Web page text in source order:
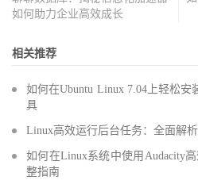
如何助力企业高效成长
相关推荐
如何在Ubuntu Linux 7.04上轻松安
具
Linux高效运行后台任务：全面解
如何在Linux系统中使用Audacity
整指南